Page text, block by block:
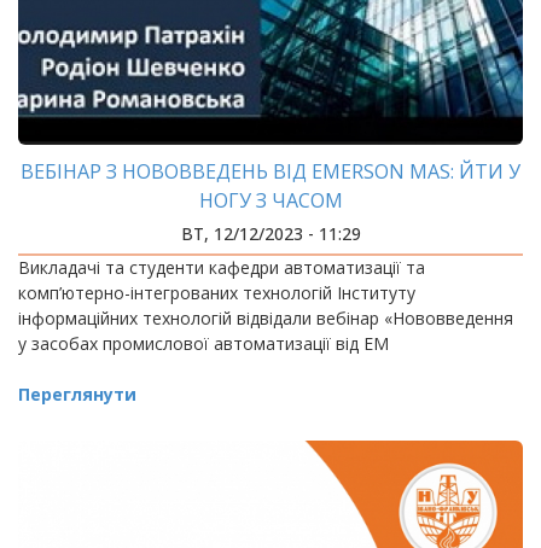
ВЕБІНАР З НОВОВВЕДЕНЬ ВІД EMERSON MAS: ЙТИ У
НОГУ З ЧАСОМ
ВТ, 12/12/2023 - 11:29
Викладачі та студенти кафедри автоматизації та
комп’ютерно-інтегрованих технологій Інституту
інформаційних технологій відвідали вебінар «Нововведення
у засобах промислової автоматизації від EM
Переглянути